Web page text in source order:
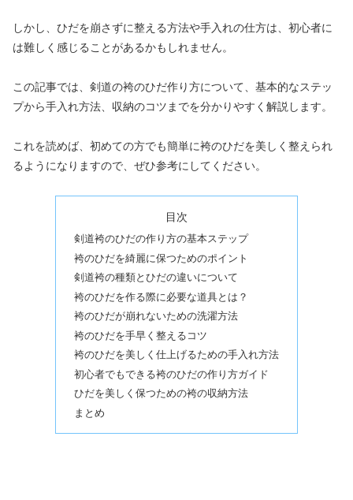
しかし、ひだを崩さずに整える方法や手入れの仕方は、初心者に
は難しく感じることがあるかもしれません。
この記事では、剣道の袴のひだ作り方について、基本的なステッ
プから手入れ方法、収納のコツまでを分かりやすく解説します。
これを読めば、初めての方でも簡単に袴のひだを美しく整えられ
るようになりますので、ぜひ参考にしてください。
目次
剣道袴のひだの作り方の基本ステップ
袴のひだを綺麗に保つためのポイント
剣道袴の種類とひだの違いについて
袴のひだを作る際に必要な道具とは？
袴のひだが崩れないための洗濯方法
袴のひだを手早く整えるコツ
袴のひだを美しく仕上げるための手入れ方法
初心者でもできる袴のひだの作り方ガイド
ひだを美しく保つための袴の収納方法
まとめ